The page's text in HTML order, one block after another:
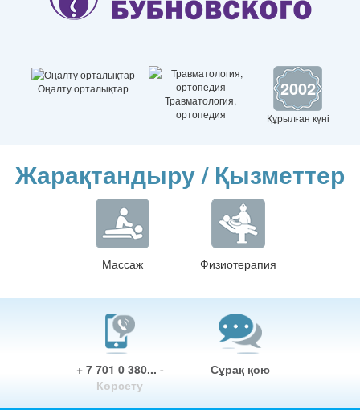
Оңалту орталықтар
Травматология,
ортопедия
2002
Құрылған күні
Жарақтандыру / Қызметтер
Массаж Физиотерапия
+ 7 701 0 380... -
Көрсету
Сұрақ қою